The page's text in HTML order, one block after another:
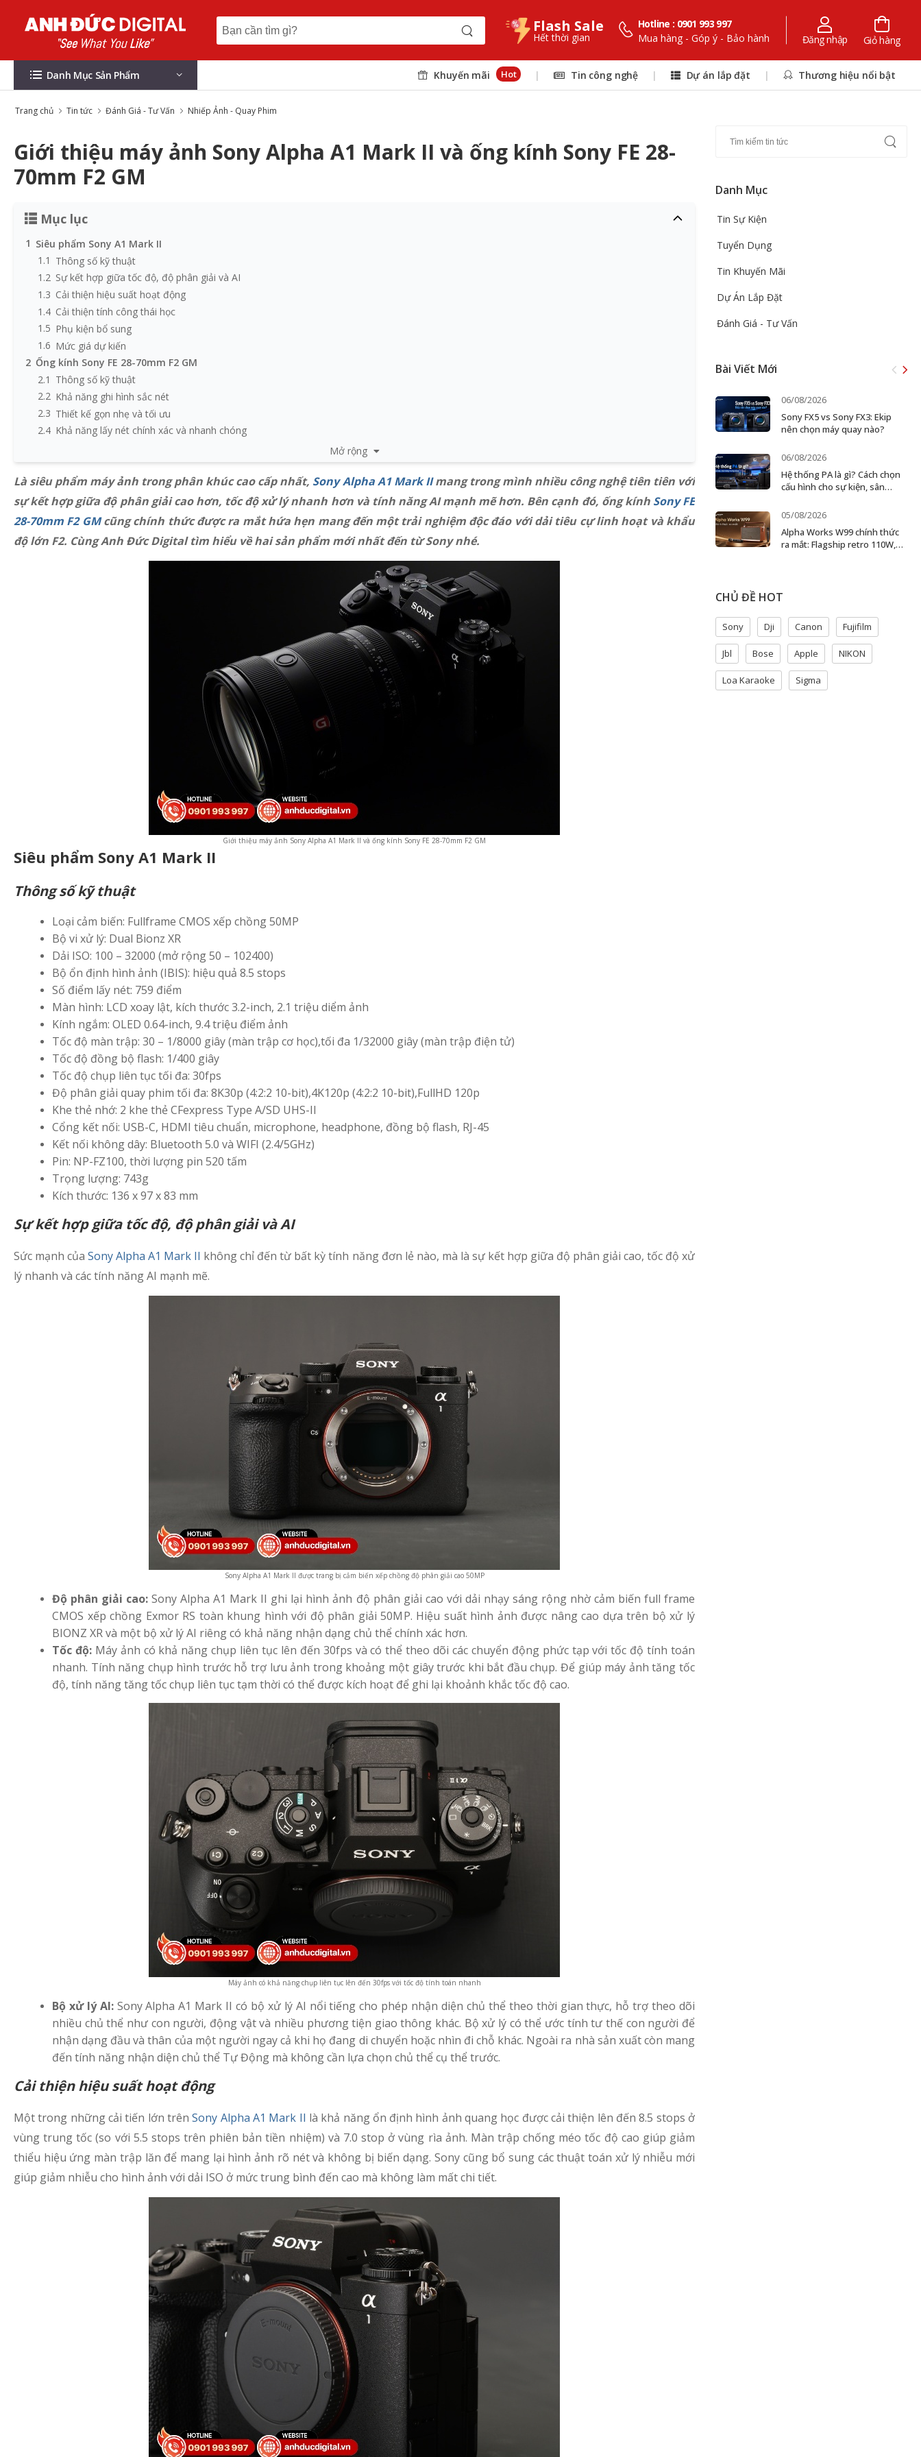
Flash Sale
Hết thời gian
Hotline : 0901 993 997
Mua hàng - Góp ý - Bảo hành
Đăng nhập Giỏ hàng
Danh Mục Sản Phẩm Khuyến mãi Hot | Tin công nghệ | Dự án lắp đặt | Thương hiệu nổi bật
Trang chủ Tin tức Đánh Giá - Tư Vấn Nhiếp Ảnh - Quay Phim
Giới thiệu máy ảnh Sony Alpha A1 Mark II và ống kính Sony FE 28-
70mm F2 GM
Mục lục
1 Siêu phẩm Sony A1 Mark II
1.1 Thông số kỹ thuật
1.2 Sự kết hợp giữa tốc độ, độ phân giải và AI
1.3 Cải thiện hiệu suất hoạt động
1.4 Cải thiện tính công thái học
1.5 Phụ kiện bổ sung
1.6 Mức giá dự kiến
2 Ống kính Sony FE 28-70mm F2 GM
2.1 Thông số kỹ thuật
2.2 Khả năng ghi hình sắc nét
2.3 Thiết kế gọn nhẹ và tối ưu
2.4 Khả năng lấy nét chính xác và nhanh chóng
2.6 Vận hành và điều khiển linh hoạt
2.7 Mức giá và ngày ra mắt
Mở rộng
Là siêu phẩm máy ảnh trong phân khúc cao cấp nhất, Sony Alpha A1 Mark IImang trong mình nhiều công nghệ tiên tiên với
sự kết hợp giữa độ phân giải cao hơn, tốc độ xử lý nhanh hơn và tính năng AI mạnh mẽ hơn. Bên cạnh đó, ống kính Sony FE
28-70mm F2 GMcũng chính thức được ra mắt hứa hẹn mang đến một trải nghiệm độc đáo với dải tiêu cự linh hoạt và khẩu
độ lớn F2. Cùng Anh Đức Digital tìm hiểu về hai sản phẩm mới nhất đến từ Sony nhé.
Giới thiệu máy ảnh Sony Alpha A1 Mark II và ống kính Sony FE 28-70mm F2 GM
Siêu phẩm Sony A1 Mark II
Thông số kỹ thuật
Loại cảm biến: Fullframe CMOS xếp chồng 50MP
Bộ vi xử lý: Dual Bionz XR
Dải ISO: 100 – 32000 (mở rộng 50 – 102400)
Bộ ổn định hình ảnh (IBIS): hiệu quả 8.5 stops
Số điểm lấy nét: 759 điểm
Màn hình: LCD xoay lật, kích thước 3.2-inch, 2.1 triệu diểm ảnh
Kính ngắm: OLED 0.64-inch, 9.4 triệu điểm ảnh
Tốc độ màn trập: 30 – 1/8000 giây (màn trập cơ học),tối đa 1/32000 giây (màn trập điện tử)
Tốc độ đồng bộ flash: 1/400 giây
Tốc độ chụp liên tục tối đa: 30fps
Độ phân giải quay phim tối đa: 8K30p (4:2:2 10-bit),4K120p (4:2:2 10-bit),FullHD 120p
Khe thẻ nhớ: 2 khe thẻ CFexpress Type A/SD UHS-II
Cổng kết nối: USB-C, HDMI tiêu chuẩn, microphone, headphone, đồng bộ flash, RJ-45
Kết nối không dây: Bluetooth 5.0 và WIFI (2.4/5GHz)
Pin: NP-FZ100, thời lượng pin 520 tấm
Trọng lượng: 743g
Kích thước: 136 x 97 x 83 mm
Sự kết hợp giữa tốc độ, độ phân giải và AI
Sức mạnh củaSony Alpha A1 Mark II không chỉ đến từ bất kỳ tính năng đơn lẻ nào, mà là sự kết hợp giữa độ phân giải cao, tốc độ xử
lý nhanh và các tính năng AI mạnh mẽ.
Sony Alpha A1 Mark II được trang bị cảm biến xếp chồng độ phân giải cao 50MP
Độ phân giải cao: Sony Alpha A1 Mark II ghi lại hình ảnh độ phân giải cao với dải nhạy sáng rộng nhờ cảm biến full frame
CMOS xếp chồng Exmor RS toàn khung hình với độ phân giải 50MP. Hiệu suất hình ảnh được nâng cao dựa trên bộ xử lý
BIONZ XR và một bộ xử lý AI riêng có khả năng nhận dạng chủ thể chính xác hơn.
Tốc độ:Máy ảnh có khả năng chụp liên tục lên đến 30fps và có thể theo dõi các chuyển động phức tạp với tốc độ tính toán
nhanh. Tính năng chụp hình trước hỗ trợ lưu ảnh trong khoảng một giây trước khi bắt đầu chụp. Để giúp máy ảnh tăng tốc
độ, tính năng tăng tốc chụp liên tục tạm thời có thể được kích hoạt để ghi lại khoảnh khắc tốc độ cao.
Máy ảnh có khả năng chụp liên tục lên đến 30fps với tốc độ tính toán nhanh
Bộ xử lý AI:Sony Alpha A1 Mark II có bộ xử lý AI nổi tiếng cho phép nhận diện chủ thể theo thời gian thực, hỗ trợ theo dõi
nhiều chủ thể như con người, động vật và nhiều phương tiện giao thông khác. Bộ xử lý có thể ước tính tư thế con người để
nhận dạng đầu và thân của một người ngay cả khi họ đang di chuyển hoặc nhìn đi chỗ khác. Ngoài ra nhà sản xuất còn mang
đến tính năng nhận diện chủ thể Tự Động mà không cần lựa chọn chủ thể cụ thể trước.
Cải thiện hiệu suất hoạt động
Một trong những cải tiến lớn trênSony Alpha A1 Mark II là khả năng ổn định hình ảnh quang học được cải thiện lên đến 8.5 stops ở
vùng trung tốc (so với 5.5 stops trên phiên bản tiền nhiệm) và 7.0 stop ở vùng rìa ảnh. Màn trập chống méo tốc độ cao giúp giảm
thiểu hiệu ứng màn trập lăn để mang lại hình ảnh rõ nét và không bị biến dạng. Sony cũng bổ sung các thuật toán xử lý nhiễu mới
giúp giảm nhiễu cho hình ảnh với dải ISO ở mức trung bình đến cao mà không làm mất chi tiết.
Danh Mục
Tin Sự Kiện
Tuyển Dụng
Tin Khuyến Mãi
Dự Án Lắp Đặt
Đánh Giá - Tư Vấn
Bài Viết Mới
06/08/2026
Sony FX5 vs Sony FX3: Ekip
nên chọn máy quay nào?
06/08/2026
Hệ thống PA là gì? Cách chọn
cấu hình cho sự kiện, sân
05/08/2026
Alpha Works W99 chính thức
ra mắt: Flagship retro 110W,
CHỦ ĐỀ HOT
Sony Dji Canon Fujifilm
Jbl Bose Apple NIKON
Loa Karaoke Sigma